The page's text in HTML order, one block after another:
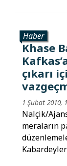
Haber
Khase
çıkarı
1 Şubat 2010,
Nalçik/
meraların